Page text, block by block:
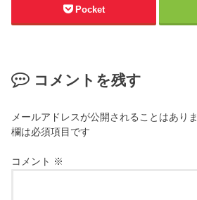
Pocket
コメントを残す
メールアドレスが公開されることはありま
欄は必須項目です
コメント ※